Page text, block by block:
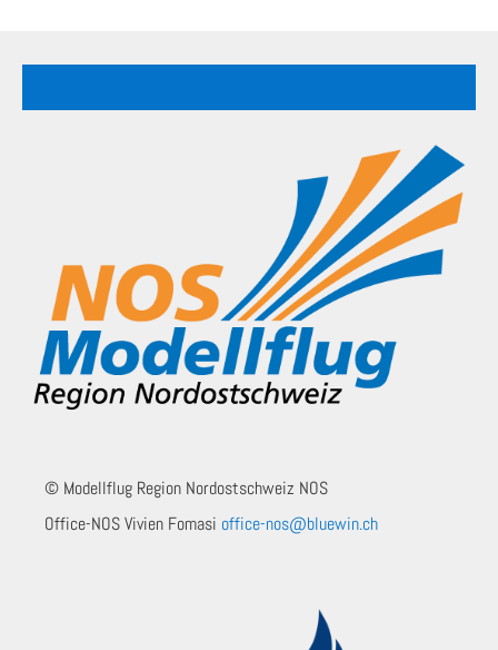
© Modellflug Region Nordostschweiz NOS
Office-NOS Vivien Fomasi office-nos@bluewin.ch